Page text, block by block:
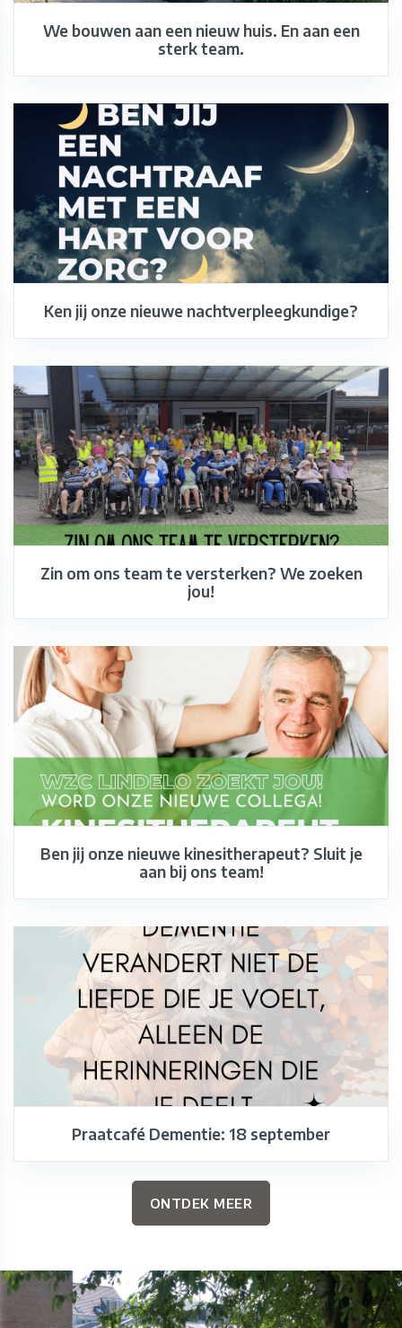
We bouwen aan een nieuw huis. En aan een
sterk team.
Ken jij onze nieuwe nachtverpleegkundige?
Zin om ons team te versterken? We zoeken
jou!
Ben jij onze nieuwe kinesitherapeut? Sluit je
aan bij ons team!
Praatcafé Dementie: 18 september
ONTDEK MEER